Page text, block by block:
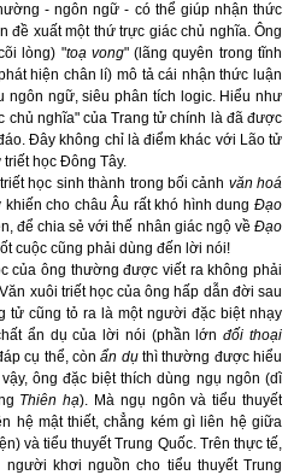
- ngôn ngữ - có thể giúp nhận thức
xuất một thứ trực giác chủ nghĩa. Ông
lòng) "toạ vong" (lãng quyên trong tĩnh
hiện chân lí) mô tả cái nhận thức luận
ngôn ngữ, siêu phân tích logic. Hiểu như
chủ nghĩa" của Trang tử chính là đã được
Đây không chỉ là điểm khác với Lão tử
học Đông Tây.
học sinh thành trong bối cảnh văn hoá
khiến cho châu Âu rất khó hình dungĐạo
để chia sẻ với thế nhân giác ngộ về Đạo
cuộc cũng phải dùng đến lời nói!
của ông thường được viết ra không phải
xuôi triết học của ông hấp dẫn đời sau
tử cũng tỏ ra là một người đặc biệt nhạy
ẩn dụ của lời nói (phần lớnđối thoại
cụ thể, cònẩn dụthì thường được hiểu
ông đặc biệt thích dùng ngụ ngôn (dĩ
Thiên hạ). Mà ngụ ngôn và tiểu thuyết
hệ mật thiết, chẳng kém gì liên hệ giữa
và tiểu thuyết Trung Quốc. Trên thực tế,
khơi nguồn cho tiểu thuyết Trung